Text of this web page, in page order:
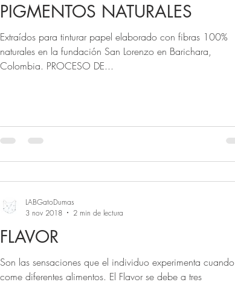
PIGMENTOS NATURALES
Extraídos para tinturar papel elaborado con fibras 100%
naturales en la fundación San Lorenzo en Barichara,
Colombia. PROCESO DE...
FLAVOR
Son las sensaciones que el individuo experimenta cuando
come diferentes alimentos. El Flavor se debe a tres
LABGatoDumas
3 nov 2018
2 min de lectura